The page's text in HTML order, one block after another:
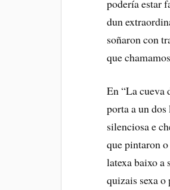
podería estar
dun
soñaron con
que
En “La cueva
porta a un
silenciosa e
que pintaron
latexa baixo a
quizais sexa